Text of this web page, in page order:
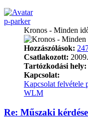
p-parker
Kronos - Minden
Hozzászólások:
Csatlakozott:
Tartózkodási hely:
Kapcsolat:
Kapcsolat felvétele
WLM
Re: Műszaki